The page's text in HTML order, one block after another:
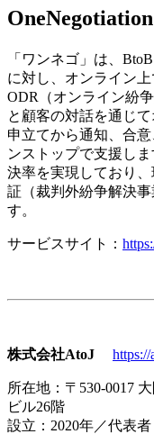
「ワンネゴ」は、
に対し、オンライン
ODR（オンライン紛
と顧客の対話を通じ
申立てから通知、合
ンストップで支援し
決率を実現しており
証（裁判外紛争解決
す。
サービスサイト：
株式会社AtoJ
所在地：〒530-0017
ビル26階
設立：2020年／代表